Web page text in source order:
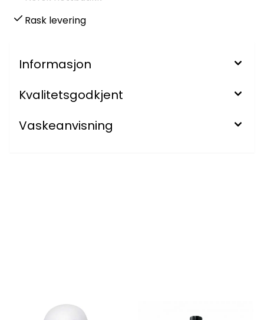
Rask levering
Informasjon
Kvalitetsgodkjent
Vaskeanvisning